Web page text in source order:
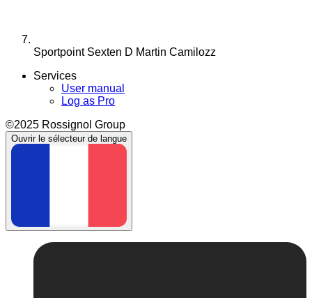
Sportpoint Sexten D Martin Camilozz
Services
User manual
Log as Pro
©2025 Rossignol Group
Ouvrir le sélecteur de langue